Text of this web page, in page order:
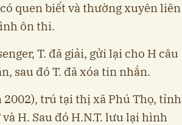
quen biết và thường xuyên liên
ôn thi.
T. đã giải, gửi lại cho H câu
sau đó T. đã xóa tin nhắn.
2002), trú tại thị xã Phú Thọ, tỉnh
H. Sau đó H.N.T. lưu lại hình